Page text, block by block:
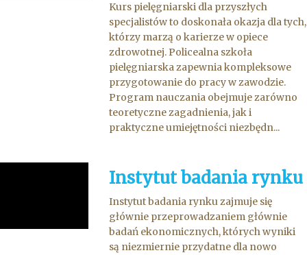
Kurs pielęgniarski dla przyszłych
specjalistów to doskonała okazja dla tych,
którzy marzą o karierze w opiece
zdrowotnej. Policealna szkoła
pielęgniarska zapewnia kompleksowe
przygotowanie do pracy w zawodzie.
Program nauczania obejmuje zarówno
teoretyczne zagadnienia, jak i
praktyczne umiejętności niezbędn...
Instytut badania rynku
Instytut badania rynku zajmuje się
głównie przeprowadzaniem głównie
badań ekonomicznych, których wyniki
są niezmiernie przydatne dla nowo